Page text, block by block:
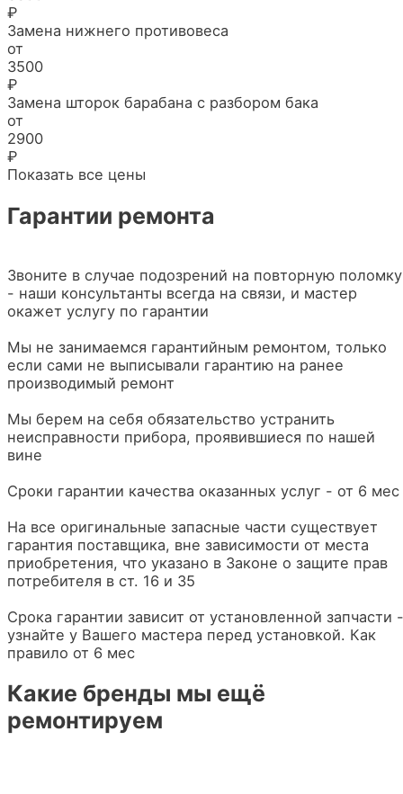
₽
Замена нижнего противовеса
от
3500
₽
Замена шторок барабана с разбором бака
от
2900
₽
Показать все цены
Гарантии ремонта
Звоните в случае подозрений на повторную поломку
- наши консультанты всегда на связи, и мастер
окажет услугу по гарантии
Мы не занимаемся гарантийным ремонтом, только
если сами не выписывали гарантию на ранее
производимый ремонт
Мы берем на себя обязательство устранить
неисправности прибора, проявившиеся по нашей
вине
Сроки гарантии качества оказанных услуг - от 6 мес
На все оригинальные запасные части существует
гарантия поставщика, вне зависимости от места
приобретения, что указано в Законе о защите прав
потребителя в ст. 16 и 35
Срока гарантии зависит от установленной запчасти -
узнайте у Вашего мастера перед установкой. Как
правило от 6 мес
Какие бренды мы ещё
ремонтируем